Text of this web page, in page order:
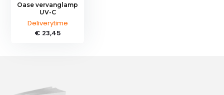
Oase vervanglamp
UV-C
Deliverytime
€ 23,45